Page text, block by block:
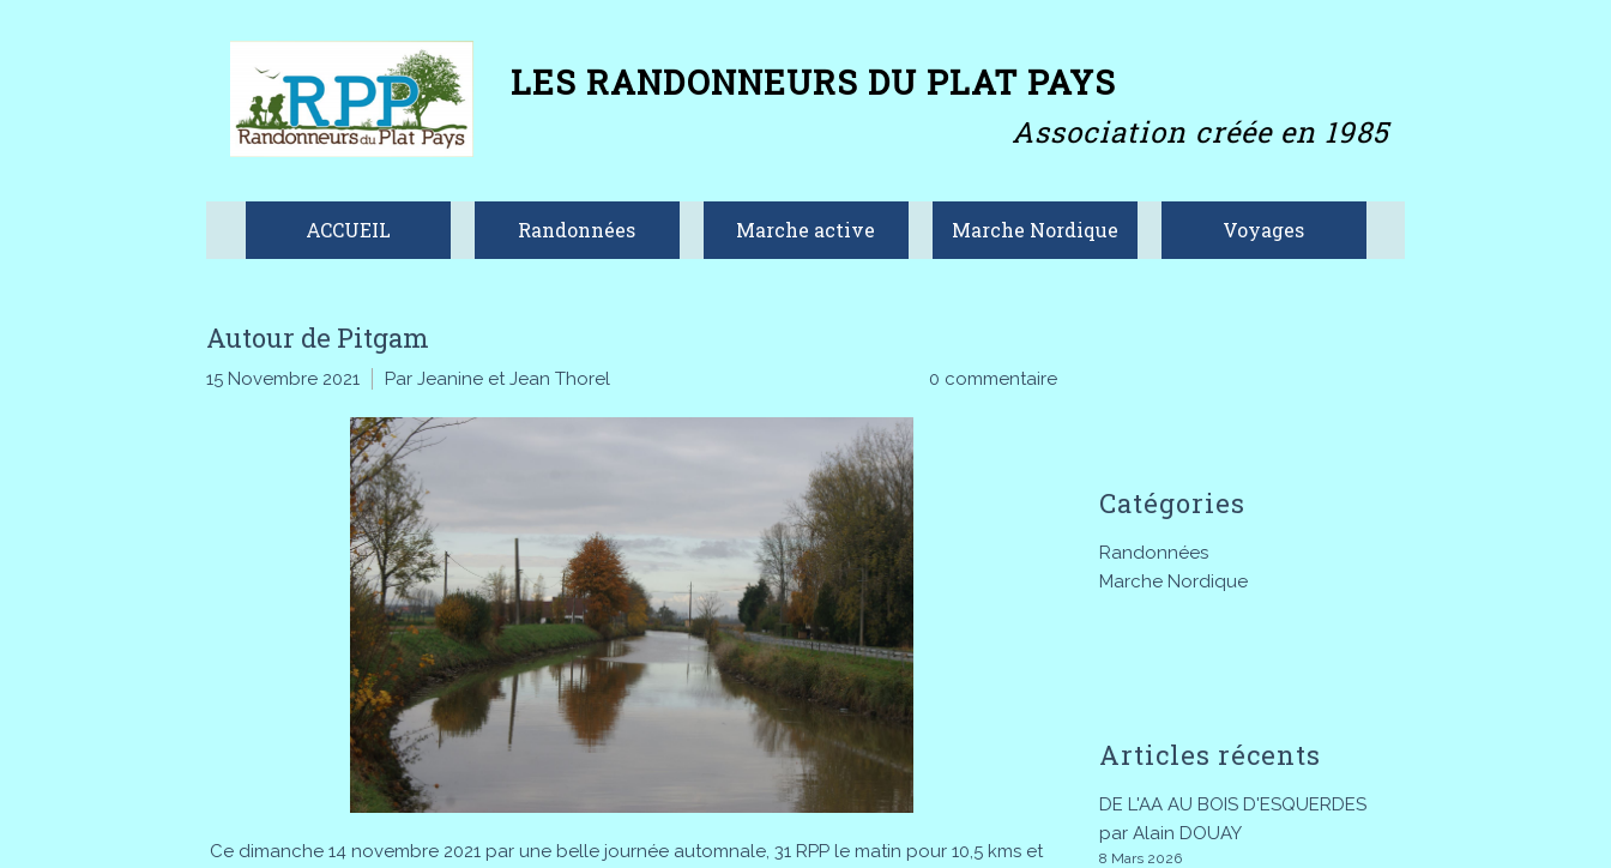
Association créée en 1985
LES RANDONNEURS DU PLAT PAYS
ACCUEIL Randonnées Marche active Marche Nordique Voyages
Autour de Pitgam
15 Novembre 2021 Par Jeanine et Jean Thorel 0 commentaire
Ce dimanche 14 novembre 2021 par une belle journée automnale, 31 RPP le matin pour 10,5 kms et
Catégories
Randonnées
Marche Nordique
Articles récents
DE L'AA AU BOIS D'ESQUERDES
par Alain DOUAY
8 Mars 2026